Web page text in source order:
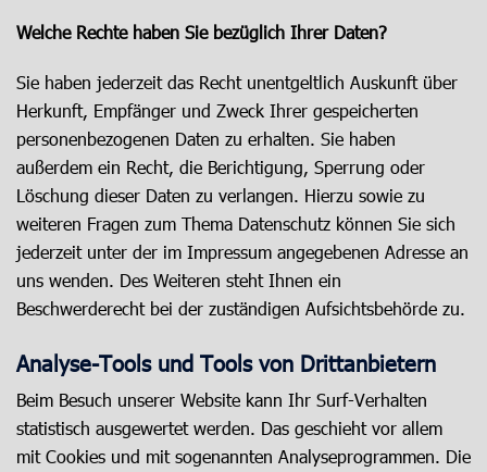
Welche Rechte haben Sie bezüglich Ihrer Daten?
Sie haben jederzeit das Recht unentgeltlich Auskunft über
Herkunft, Empfänger und Zweck Ihrer gespeicherten
personenbezogenen Daten zu erhalten. Sie haben
außerdem ein Recht, die Berichtigung, Sperrung oder
Löschung dieser Daten zu verlangen. Hierzu sowie zu
weiteren Fragen zum Thema Datenschutz können Sie sich
jederzeit unter der im Impressum angegebenen Adresse an
uns wenden. Des Weiteren steht Ihnen ein
Beschwerderecht bei der zuständigen Aufsichtsbehörde zu.
Analyse-Tools und Tools von Drittanbietern
Beim Besuch unserer Website kann Ihr Surf-Verhalten
statistisch ausgewertet werden. Das geschieht vor allem
mit Cookies und mit sogenannten Analyseprogrammen. Die